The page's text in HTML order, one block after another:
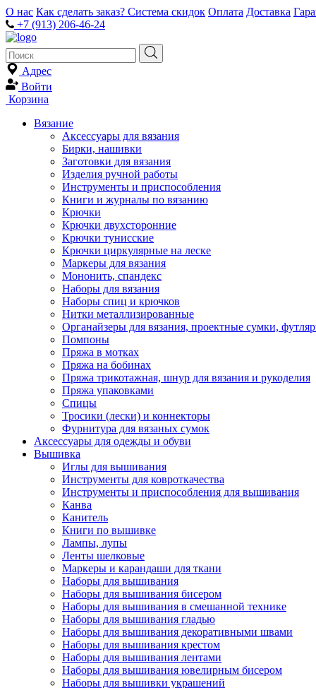
О нас Как сделать заказ? Система скидок Оплата Доставка
+7 (913) 206-46-24
Адрес
Войти
Корзина
Вязание
Аксессуары для вязания
Бирки, нашивки
Заготовки для вязания
Изделия ручной работы
Инструменты и приспособления
Книги и журналы по вязанию
Крючки
Крючки двухсторонние
Крючки тунисские
Крючки циркулярные на леске
Маркеры для вязания
Мононить, спандекс
Наборы для вязания
Наборы спиц и крючков
Нитки металлизированные
Органайзеры для вязания, проектные сумки,
Помпоны
Пряжа в мотках
Пряжа на бобинах
Пряжа трикотажная, шнур для вязания и рукоделия
Пряжа упаковками
Спицы
Тросики (лески) и коннекторы
Фурнитура для вязаных сумок
Аксессуары для одежды и обуви
Вышивка
Иглы для вышивания
Инструменты для ковроткачества
Инструменты и приспособления для вышивания
Канва
Канитель
Книги по вышивке
Лампы, лупы
Ленты шелковые
Маркеры и карандаши для ткани
Наборы для вышивания
Наборы для вышивания бисером
Наборы для вышивания в смешанной технике
Наборы для вышивания гладью
Наборы для вышивания декоративными швами
Наборы для вышивания крестом
Наборы для вышивания лентами
Наборы для вышивания ювелирным бисером
Наборы для вышивки украшений